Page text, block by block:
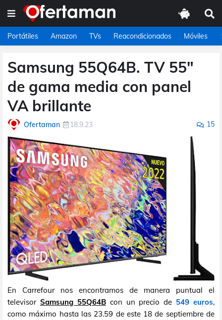
Portátiles Amazon TVs Reacondicionados Móviles
Samsung 55Q64B. TV 55"
de gama media con panel
VA brillante
Ofertaman 18.9.23 15
En Carrefour nos encontramos de manera puntual el
televisor Samsung 55Q64Bcon un precio de 549 euros,
como máximo hasta las 23.59 de este 18 de septiembre de